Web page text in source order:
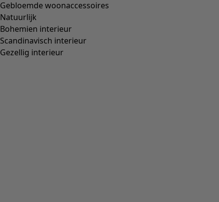
Gebloemde woonaccessoires
Natuurlijk
Bohemien interieur
Scandinavisch interieur
Gezellig interieur